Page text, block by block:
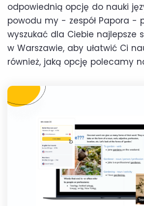
odpowiednią opcję do nauki
powodu my - zespół Papora -
wyszukać dla Ciebie najlepsze
w Warszawie, aby ułatwić Ci
również, jaką opcję polecamy